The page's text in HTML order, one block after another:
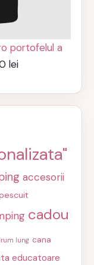
portofelul a
lei
accesorii
cadou
lung cana
educatoare